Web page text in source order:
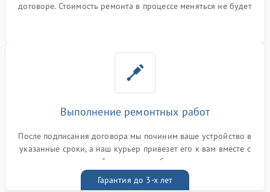
договоре. Стоимость ремонта в процессе меняться не будет
Выполнение ремонтных работ
После подписания договора мы починим ваше устройство в
указанные сроки, а наш курьер привезет его к вам вместе с
гарантийным талоном бесплатно
Гарантия до 3-х лет